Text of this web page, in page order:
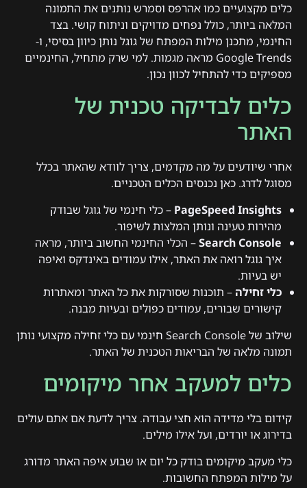
כלים מקצועיים כמו אהרפס וסמרש נותנים את התמונה
המלאה ביותר, כולל נפחים מדויקים וניתוח קושי. בצד
החינמי, מתכנן מילות המפתח של גוגל נותן כיוון בסיסי, ו-
Google Trends מראה מגמות. למי שרק מתחיל, החינמיים
מספיקים כדי להתחיל לכוון נכון.
כלים לבדיקה טכנית של
האתר
אחרי שיודעים על מה מקדמים, צריך לוודא שהאתר בכלל
מסוגל לדרג. כאן נכנסים הכלים הטכניים.
PageSpeed Insights – כלי חינמי של גוגל שבודק
מהירות טעינה ונותן המלצות לשיפור.
Search Console– הכלי החינמי החשוב ביותר, מראה
איך גוגל רואה את האתר, אילו עמודים באינדקס ואיפה
יש בעיות.
כלי זחילה – תוכנות שסורקות את כל האתר ומאתרות
קישורים שבורים, עמודים כפולים ובעיות מבנה.
שילוב של Search Console חינמי עם כלי זחילה מקצועי נותן
תמונה מלאה של הבריאות הטכנית של האתר.
כלים למעקב אחר מיקומים
קידום בלי מדידה הוא חצי עבודה. צריך לדעת אם אתם עולים
בדירוג או יורדים, ועל אילו מילים.
כלי מעקב מיקומים בודק כל יום או שבוע איפה האתר מדורג
על מילות המפתח החשובות.